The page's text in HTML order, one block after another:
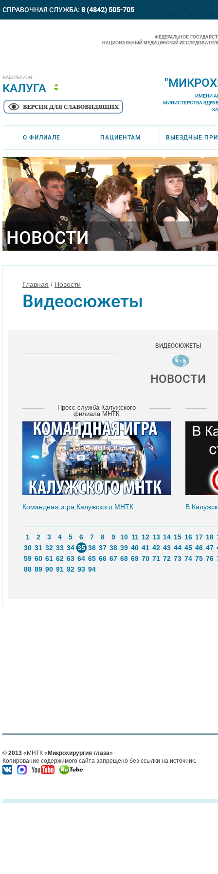
СПРАВОЧНАЯ СЛУЖБА: 8 (4842) 505-705
ВАШ РЕГИОН:
КАЛУГА
ФЕДЕРАЛЬНОЕ
НАЦИОНАЛЬНЫЙ МЕДИЦИНСКИЙ
ИМЕНИ
МИНИСТЕРСТВА
О ФИЛИАЛЕ ПАЦИЕНТАМ ВЫЕЗДНЫЕ
НОВОСТИ
Главная / Новости
Видеосюжеты
ВИДЕОСЮЖЕТЫ
НОВОСТИ
Пресс-служба Калужского
филиала МНТК
Командная игра Калужского МНТК В
1 2 3 4 5 6 7 8 9 10 11 12 13 14 15 16 17 18
30 31 32 33 34 35 36 37 38 39 40 41 42 43 44 45 46 47
59 60 61 62 63 64 65 66 67 68 69 70 71 72 73 74 75 76
88 89 90 91 92 93 94
© 2013 «МНТК « Микрохирургия глаза»
Копирование содержимого сайта запрещено без ссылки на источник.